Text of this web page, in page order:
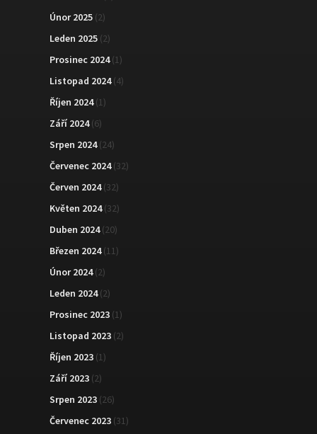
Únor 2025 (2)
Leden 2025 (2)
Prosinec 2024(1)
Listopad 2024(4)
Říjen 2024(1)
Září 2024(6)
Srpen 2024(24)
Červenec 2024(32)
Červen 2024(32)
Květen 2024(32)
Duben 2024(20)
Březen 2024(11)
Únor 2024(2)
Leden 2024(2)
Prosinec 2023 (1)
Listopad 2023 (2)
Říjen 2023 (1)
Září 2023 (2)
Srpen 2023 (26)
Červenec 2023 (31)